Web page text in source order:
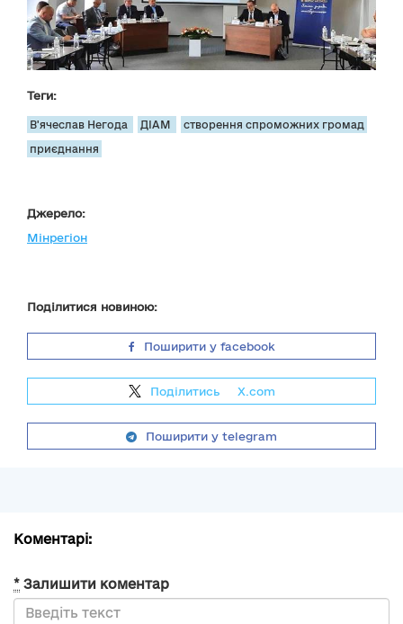
Теги:
В'ячеслав Негода ДІАМ створення спроможних громад
приєднання
Джерело:
Мінрегіон
Поділитися новиною:
Поширити у facebook
Поділитись X.com
Поширити у telegram
Коментарі:
* Залишити коментар